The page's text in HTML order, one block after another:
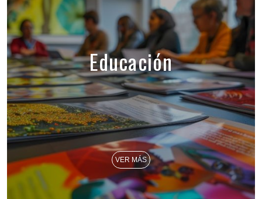
Educación
VER MÁS